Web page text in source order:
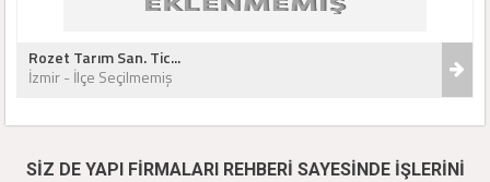
Rozet Tarım San. Tic...
İzmir - İlçe Seçilmemiş
SİZ DE YAPI FİRMALARI REHBERİ SAYESİNDE İŞLERİNİ